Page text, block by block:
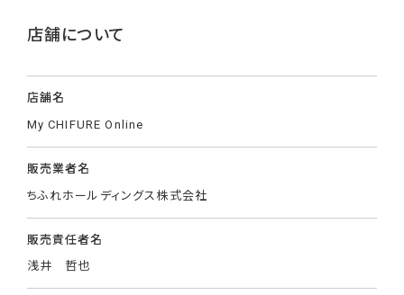
店舗について
店舗名
My CHIFURE Online
販売業者名
ちふれホールディングス株式会社
販売責任者名
浅井 哲也